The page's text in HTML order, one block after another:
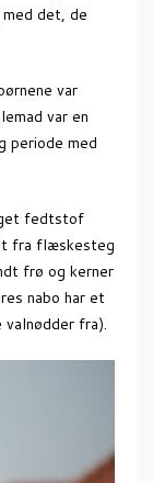
det, de
var
var en
periode med
fedtstof
fra flæskesteg
frø og kerner
nabo har et
fra).